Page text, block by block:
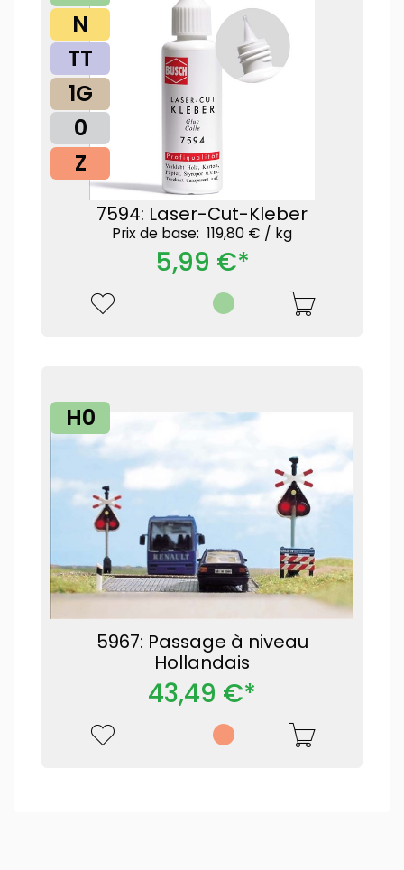
N
TT
1G
0
Z
7594: Laser-Cut-Kleber
Prix ​​de base: 119,80 € / kg
5,99 €*
H0
5967: Passage à niveau
Hollandais
43,49 €*